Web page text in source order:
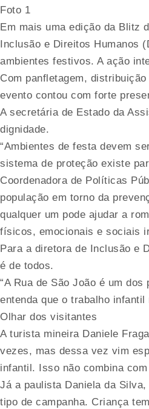
Foto 1
Em mais uma edição da Blitz
Inclusão e Direitos Humanos
ambientes festivos. A ação
Com panfletagem,
evento contou com forte
A secretária de Estado da
dignidade.
“Ambientes de festa devem
sistema de proteção existe
Coordenadora de Políticas
população em torno da
qualquer um pode ajudar a
físicos, emocionais e sociais
Para a diretora de Inclusão e
é de todos.
“A Rua de São João é um
entenda que o trabalho
Olhar dos visitantes
A turista mineira Daniele
vezes, mas dessa vez vim
infantil. Isso não combina
Já a paulista Daniela da
tipo de campanha. Criança